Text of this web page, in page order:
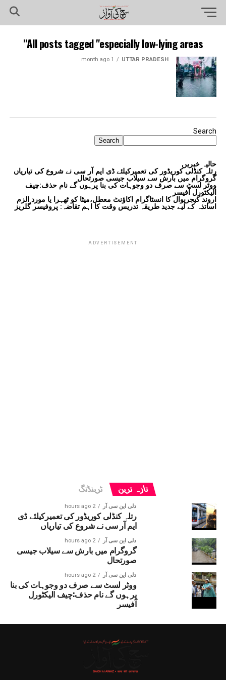
All posts tagged "especially low-lying areas"
UTTAR PRADESH
1 month ago
Search
Search
حالیہ خبریں
رتلہ کنڈلی کوریڈور کی تعمیرکیلئے ڈی ایم آر سی نے شروع کی تیاریاں
گروگرام میں بارش سے سیلاب جیسی صورتحال
ووٹر لسٹ سے صرف دو وجوہات کی بنا پرہوں گے نام حذف:چیف
الیکٹورل آفیسر
اروند کیجریوال کا انسٹاگرام اکاؤنٹ معطل،میٹا کو ٹھہرا یا مورد الزم
اساتذہ کے لیے جدید طریقہ تدریس وقت کا اہم تقاضہ: پروفیسر گلریز
ADVERTISEMENT
تازہ ترین ٹرینڈنگ
دلی این سی آر 2 hours ago
رتلہ کنڈلی کوریڈور کی تعمیرکیلئے ڈی
ایم آر سی نے شروع کی تیاریاں
دلی این سی آر 2 hours ago
گروگرام میں بارش سے سیلاب جیسی
صورتحال
دلی این سی آر 2 hours ago
ووٹر لسٹ سے صرف دو وجوہات کی بنا
پرہوں گے نام حذف:چیف الیکٹورل
آفیسر